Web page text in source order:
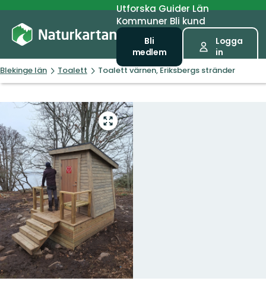
UtforskaGuiderLän
Kommuner Bli kund
Bli
medlem
Logga
in
Blekinge län Toalett Toalett värnen, Eriksbergs stränder
Gå
till
helskärmsläge